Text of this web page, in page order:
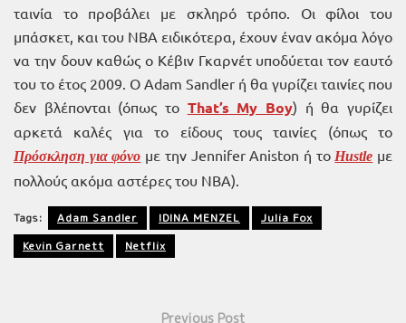
ταινία το προβάλει με σκληρό τρόπο. Οι φίλοι του
μπάσκετ, και του NBA ειδικότερα, έχουν έναν ακόμα λόγο
να την δουν καθώς ο Κέβιν Γκαρνέτ υποδύεται τον εαυτό
του το έτος 2009. Ο Adam Sandler ή θα γυρίζει ταινίες που
δεν βλέπονται (όπως το That’s My Boy) ή θα γυρίζει
αρκετά καλές για το είδους τους ταινίες (όπως το
Πρόσκληση για φόνο με την Jennifer Aniston ή το Hustle με
πολλούς ακόμα αστέρες του ΝΒΑ).
Tags: Adam Sandler IDINA MENZEL
Julia Fox
Kevin Garnett
Netflix
Previous Post